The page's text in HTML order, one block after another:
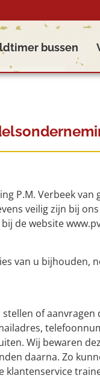
bussen
P.M. Verbeek
veilig zijn bij
de website
van u bijhouden,
of aanvragen
Wij bewaren
daarna. Zo
klantenservice